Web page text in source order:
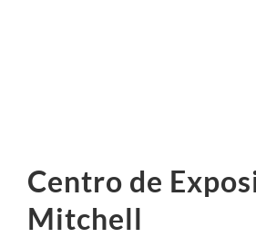
Centro de
Mitchell